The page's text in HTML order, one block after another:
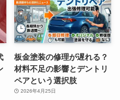
板金塗装の修理が遅れる？
材料不足の影響とデントリ
ペアという選択肢
2026年4月25日